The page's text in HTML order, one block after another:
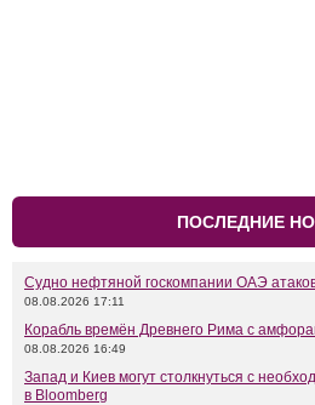
ПОСЛЕДНИЕ
Судно нефтяной госкомпании ОАЭ
08.08.2026 17:11
Корабль времён Древнего Рима с
08.08.2026 16:49
Запад и Киев могут столкнуться с
в Bloomberg